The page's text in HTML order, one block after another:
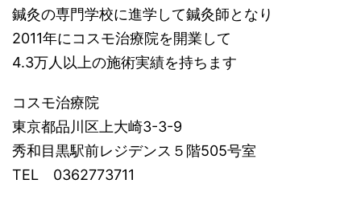
鍼灸の専門学校に進学して鍼灸師となり
2011年にコスモ治療院を開業して
4.3万人以上の施術実績を持ちます
コスモ治療院
東京都品川区上大崎3-3-9
秀和目黒駅前レジデンス５階505号室
TEL 0362773711